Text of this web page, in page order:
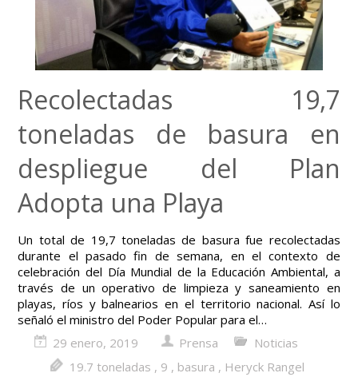
Recolectadas 19,7
toneladas de basura en
despliegue del Plan
Adopta una Playa
Un total de 19,7 toneladas de basura fue recolectadas
durante el pasado fin de semana, en el contexto de
celebración del Día Mundial de la Educación Ambiental, a
través de un operativo de limpieza y saneamiento en
playas, ríos y balnearios en el territorio nacional. Así lo
señaló el ministro del Poder Popular para el…
29 enero, 2019
Prensa
Noticias
19.7 toneladas , 9 , basura , Heryck Rangel